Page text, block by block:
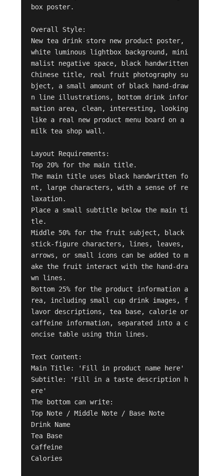
box poster.
Overall Style:
New tea drink store new product poster,
white luminous lightbox background, mini
malist negative space, black handwritten
Chinese title, real fruit photography su
bject, a small amount of black hand-draw
n line illustrations, bottom drink infor
mation area, clean, interesting, looking
like a real new product menu board on a
milk tea shop wall.
Layout Requirements:
Top 20% for the main title.
The main title uses black handwritten fo
nt, large characters, with a sense of re
laxation.
Place a small subtitle below the main ti
tle.
Middle 50% for the fruit subject, black
stick-figure characters, lines, leaves,
arrows, or small icons can be added to m
ake the fruit interact with the hand-dra
wn lines.
Bottom 25% for the product information a
rea, including small cup drink images, f
lavor descriptions, tea base, calorie or
caffeine information, separated into a c
oncise table using thin lines.
Text Content:
Main Title: 'Fill in product name here'
Subtitle: 'Fill in a taste description h
ere'
The bottom can write:
Top Note / Middle Note / Base Note
Drink Name
Tea Base
Caffeine
Calories